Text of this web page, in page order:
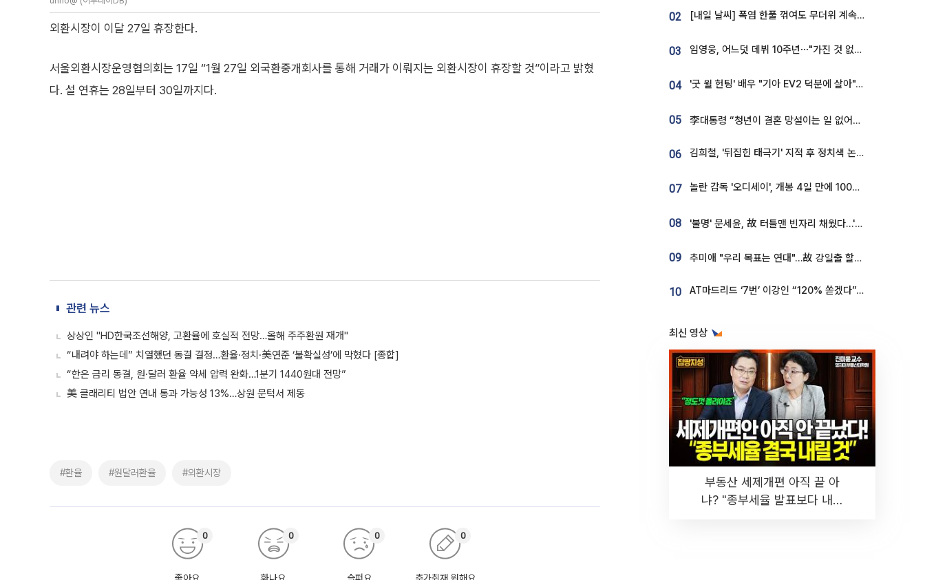
외환시장이 이달 27일 휴장한다.
서울외환시장운영협의회는 17일 “1월 27일 외국환중개회사를 통해 거래가 이뤄지는 외환시장이 휴장할 것”이라고 밝혔
다. 설 연휴는 28일부터 30일까지다.
관련 뉴스
상상인 "HD한국조선해양, 고환율에 호실적 전망…올해 주주환원 재개"
“내려야 하는데” 치열했던 동결 결정…환율·정치·美연준 ‘불확실성’에 막혔다 [종합]
“한은 금리 동결, 원·달러 환율 약세 압력 완화…1분기 1440원대 전망”
美 클래리티 법안 연내 통과 가능성 13%…상원 문턱서 제동
#환율 #원달러환율 #외환시장
0 0 0 0
02 [내일 날씨] 폭염 한풀 꺾여도 무더위 계속⋯동해안 이틀 연속 비
03 임영웅, 어느덧 데뷔 10주년⋯"가진 것 없던 시절, 내 앞엔 20명의 팬뿐"
04 '굿 윌 헌팅' 배우 "기아 EV2 덕분에 살아"…교통사고 후 안전성 극찬
05 李대통령 “청년이 결혼 망설이는 일 없어야...제도상 불이익 조사”
06 김희철, '뒤집힌 태극기' 지적 후 정치색 논란…"좌우 떠나 우리나라 국기"
07 놀란 감독 '오디세이', 개봉 4일 만에 100만 돌파⋯'왕사남' 보다 빠르다
08 '불명' 문세윤, 故 터틀맨 빈자리 채웠다…'거북이' 눈물의 최종 우승
09 추미애 "우리 목표는 연대"…故 강일출 할머니 흉상 제막
10 AT마드리드 ‘7번’ 이강인 “120% 쏟겠다”⋯시메오네 감독 “필요한 선수”
최신 영상
부동산 세제개편 아직 끝 아
냐? "종부세율 발표보다 내릴